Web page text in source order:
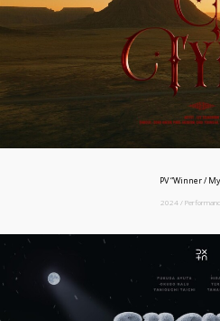
PV “Winner /
2024 /